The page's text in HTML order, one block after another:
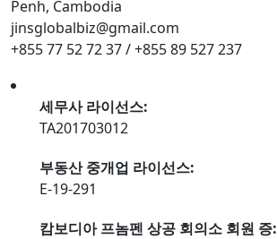
Penh, Cambodia
jinsglobalbiz@gmail.com
+855 77 52 72 37 / +855 89 527 237
세무사 라이선스:
TA201703012
부동산 중개업 라이선스:
E-19-291
캄보디아 프놈펜 상공 회의소 회원 증: